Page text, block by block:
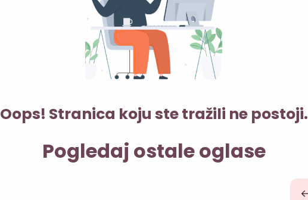
Oops! Stranica koju ste tražili ne postoji.
Pogledaj ostale oglase